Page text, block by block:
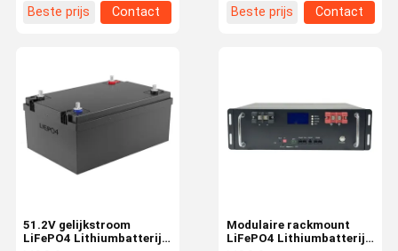
Beste prijs
Contact
Beste prijs
Contact
Modulaire rackmount
LiFePO4 Lithiumbatterij
51.2V gelijkstroom
LiFePO4 Lithiumbatterij